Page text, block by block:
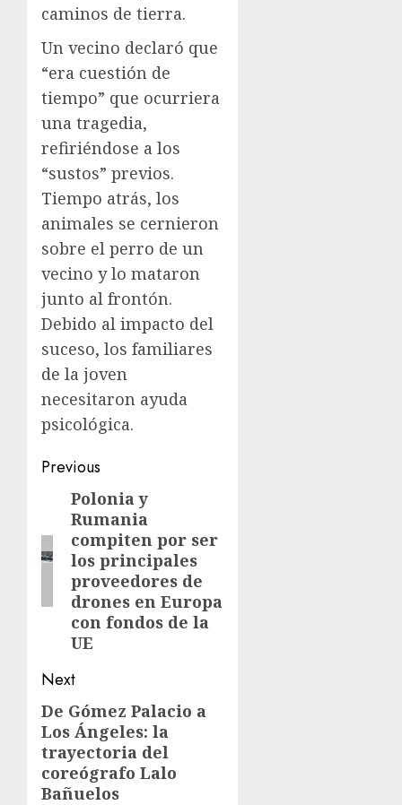
caminos de tierra.
Un vecino declaró que
“era cuestión de
tiempo” que ocurriera
una tragedia,
refiriéndose a los
“sustos” previos.
Tiempo atrás, los
animales se cernieron
sobre el perro de un
vecino y lo mataron
junto al frontón.
Debido al impacto del
suceso, los familiares
de la joven
necesitaron ayuda
psicológica.
Previous
Polonia y
Rumania
compiten por ser
los principales
proveedores de
drones en Europa
con fondos de la
UE
Next
De Gómez Palacio a
Los Ángeles: la
trayectoria del
coreógrafo Lalo
Bañuelos